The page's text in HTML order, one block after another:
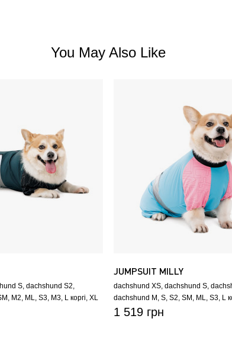
You May Also Like
S dachshund S2
M2 ML S3 M3 L коргі XL
JUMPSUIT MILLY
dachshund XS dachshund S
dachshund M S S2 SM ML S3 L
1 519 грн